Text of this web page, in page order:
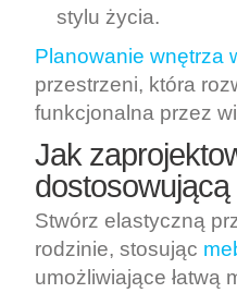
stylu życia.
Planowanie wnętrza
przestrzeni, która
funkcjonalna przez
Jak
Stwórz elastyczną
rodzinie, stosując
umożliwiające łatwą